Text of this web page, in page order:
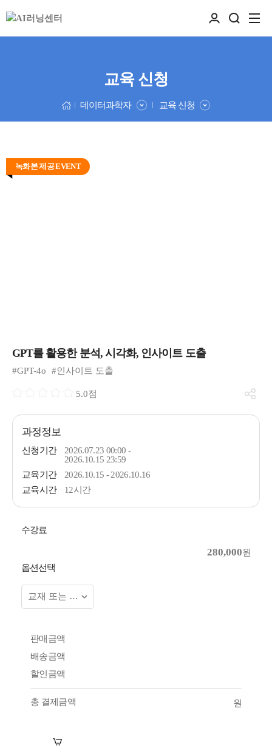
교육 신청
데이터과학자 교육 신청
녹화본 제공 EVENT
GPT를 활용한 분석, 시각화, 인사이트 도출
#GPT-4o #인사이트 도출
5.0점
과정정보
신청기간
2026.07.23 00:00 -
2026.10.15 23:59
교육기간
2026.10.15 - 2026.10.16
교육시간
12시간
수강료
280,000원
옵션선택
판매금액
배송금액
할인금액
총 결제금액 원